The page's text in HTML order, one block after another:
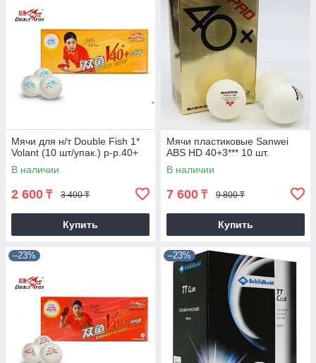
Мячи для н/т Double Fish 1*
Volant (10 шт/упак.) р-р.40+
В наличии
2 600 ₸ 3 400 ₸
Купить
Мячи пластиковые Sanwei
ABS HD 40+3*** 10 шт.
В наличии
7 600 ₸ 9 800 ₸
Купить
–23% –23%